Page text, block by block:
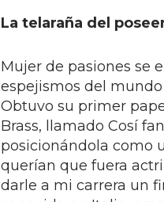
La telaraña del
Mujer de pasiones se
espejismos del
Obtuvo su primer
Brass, llamado Cosí
posicionándola como
querían que fuera
darle a mi carrera un